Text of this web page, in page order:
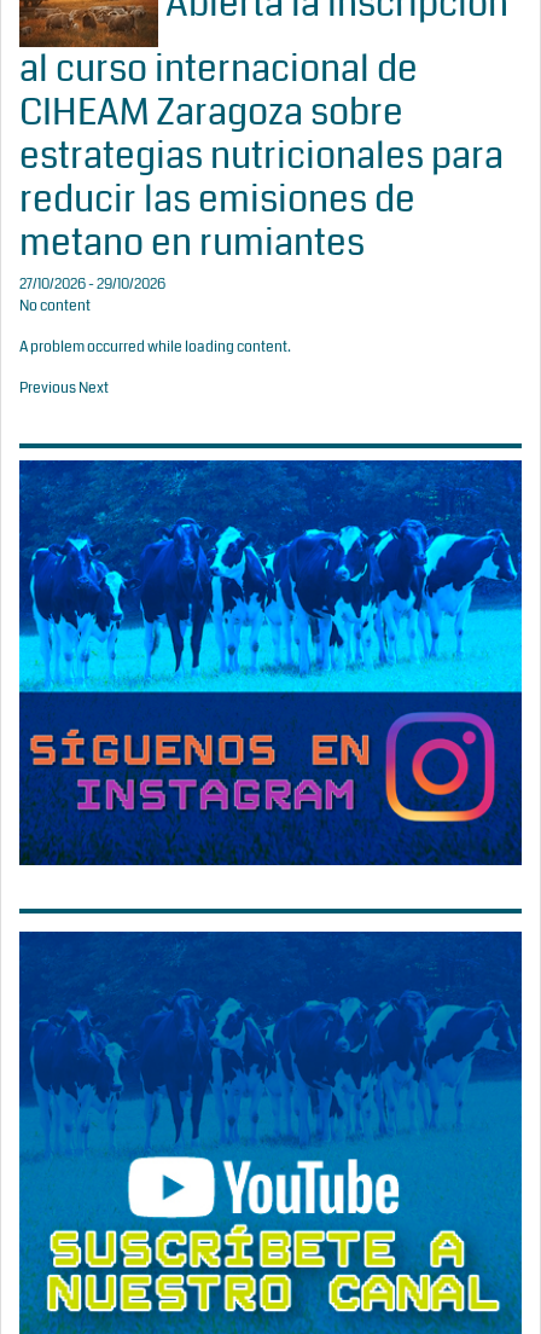
al curso internacional de
CIHEAM Zaragoza sobre
estrategias nutricionales para
reducir las emisiones de
metano en rumiantes
27/10/2026 - 29/10/2026
No content
A problem occurred while loading content.
PreviousNext